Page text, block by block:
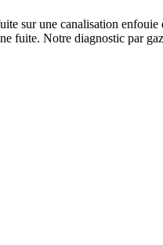
sur une canalisation
Notre diagnostic par